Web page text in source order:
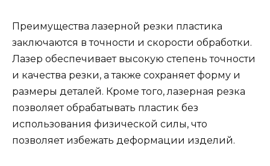
Преимущества лазерной резки пластика
заключаются в точности и скорости обработки.
Лазер обеспечивает высокую степень точности
и качества резки, а также сохраняет форму и
размеры деталей. Кроме того, лазерная резка
позволяет обрабатывать пластик без
использования физической силы, что
позволяет избежать деформации изделий.